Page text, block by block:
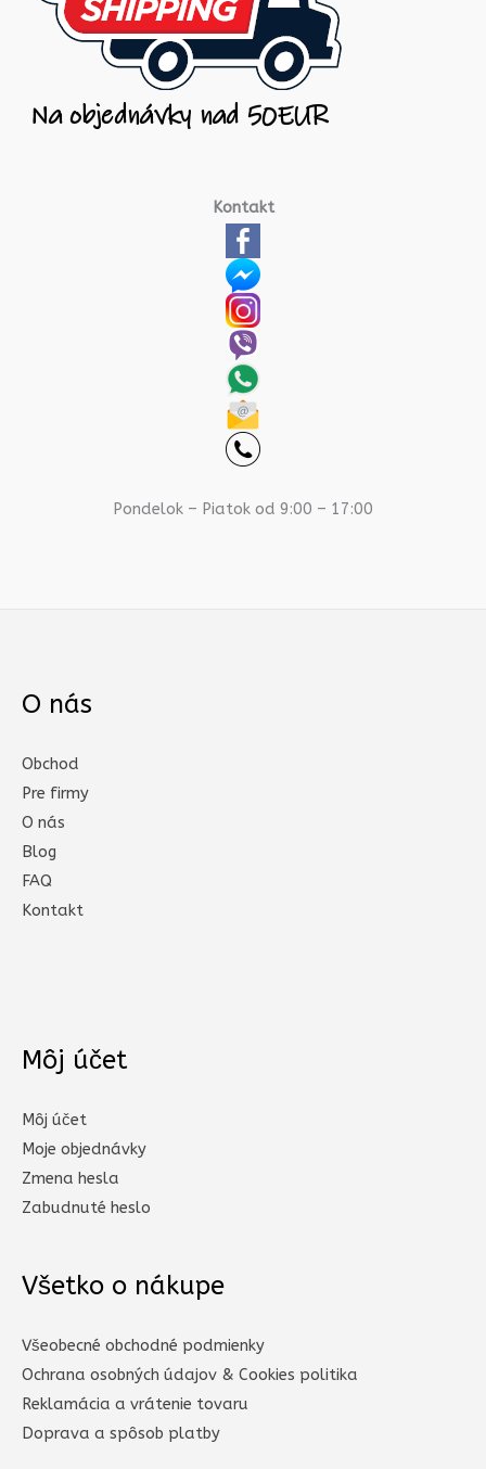
Kontakt
Pondelok – Piatok od 9:00 – 17:00
O nás
Obchod
Pre firmy
O nás
Blog
FAQ
Kontakt
Môj účet
Môj účet
Moje objednávky
Zmena hesla
Zabudnuté heslo
Všetko o nákupe
Všeobecné obchodné podmienky
Ochrana osobných údajov & Cookies politika
Reklamácia a vrátenie tovaru
Doprava a spôsob platby​